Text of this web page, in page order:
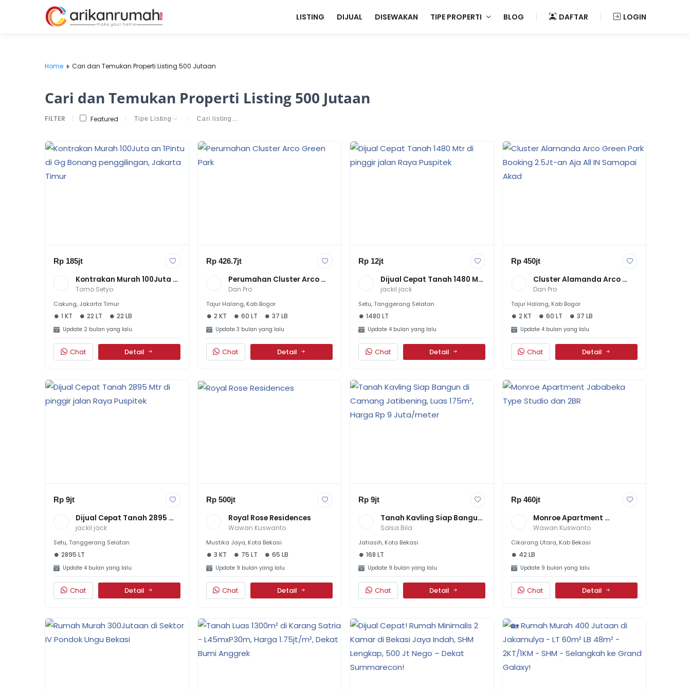
LISTING DIJUAL DISEWAKAN TIPE PROPERTI BLOG DAFTAR LOGIN
Home Cari dan Temukan Properti Listing 500 Jutaan
Cari dan Temukan Properti Listing 500 Jutaan
FILTER Featured
Rp 185jt
Kontrakan Murah 100Juta
An 1Pintu Di Gg Bonang
Penggilingan, Jakarta
Timur
Tomo Setyo
Cakung, Jakarta Timur
1 KT 22 LT 22 LB
Update 2 bulan yang lalu
Chat Detail
Rp 426.7jt
Perumahan Cluster Arco
Green Park
Dan Pro
Tajur Halang, Kab Bogor
2 KT 60 LT 37 LB
Update 3 bulan yang lalu
Chat Detail
Rp 12jt
Dijual Cepat Tanah 1480 Mtr
Di Pinggir Jalan Raya
Puspitek
jackil jack
Setu, Tanggerang Selatan
1480 LT
Update 4 bulan yang lalu
Chat Detail
Rp 450jt
Cluster Alamanda Arco
Green Park Booking 2.5Jt-
Dan Pro
Tajur Halang, Kab Bogor
2 KT 60 LT 37 LB
Update 4 bulan yang lalu
Chat Detail
Rp 9jt
Dijual Cepat Tanah 2895
Mtr Di Pinggir Jalan Raya
Puspitek
jackil jack
Setu, Tanggerang Selatan
2895 LT
Update 4 bulan yang lalu
Chat Detail
Rp 500jt
Royal Rose Residences
Wawan Kuswanto
Mustika Jaya, Kota Bekasi
3 KT 75 LT 65 LB
Update 9 bulan yang lalu
Chat Detail
Rp 9jt
Tanah Kavling Siap Bangun
Di Camang Jatibening, Luas
Juta/meter
Salsa Bila
Jatiasih, Kota Bekasi
168 LT
Update 9 bulan yang lalu
Chat Detail
Rp 460jt
Monroe Apartment
Jababeka Type Studio Dan
Wawan Kuswanto
Cikarang Utara, Kab Bekasi
42 LB
Update 9 bulan yang lalu
Chat Detail